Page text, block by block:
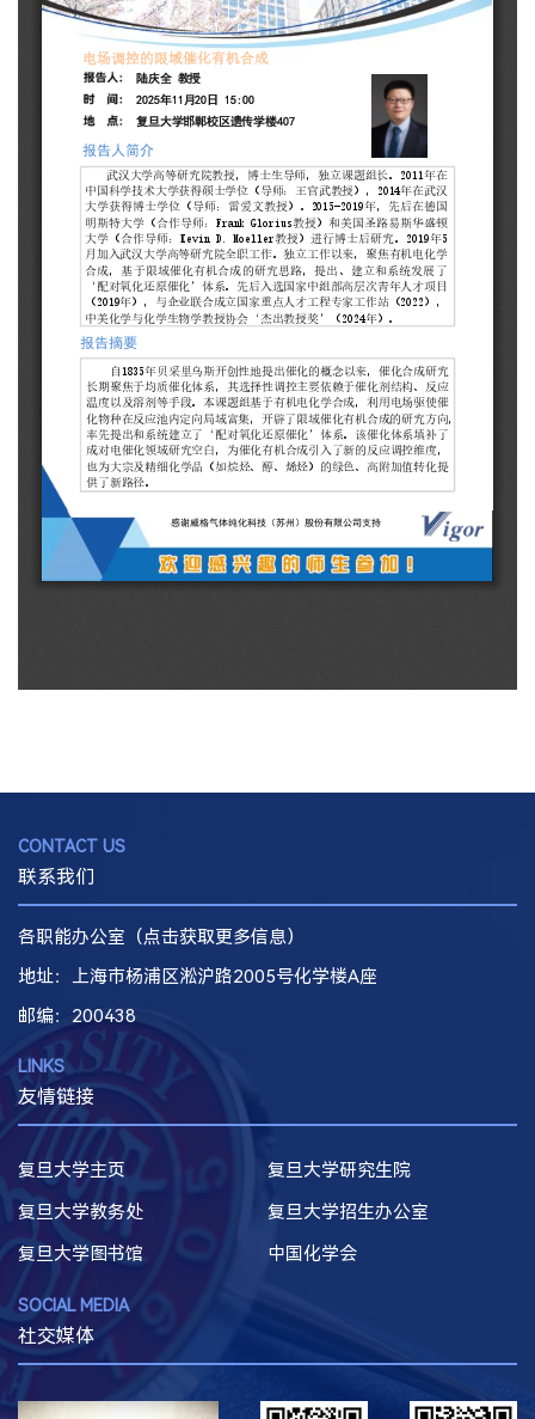
CONTACT US
联系我们
各职能办公室（点击获取更多信息）
地址：上海市杨浦区淞沪路2005号化学楼A座
邮编：200438
LINKS
友情链接
复旦大学主页
复旦大学研究生院
复旦大学教务处
复旦大学招生办公室
复旦大学图书馆
中国化学会
SOCIAL MEDIA
社交媒体